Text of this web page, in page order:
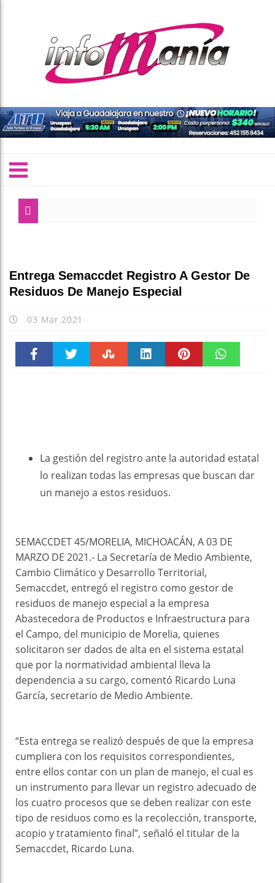
Entrega Semaccdet Registro A Gestor De
Residuos De Manejo Especial
03 Mar 2021
La gestión del registro ante la autoridad estatal
lo realizan todas las empresas que buscan dar
un manejo a estos residuos.
SEMACCDET 45/MORELIA, MICHOACÁN, A 03 DE
MARZO DE 2021.- La Secretaría de Medio Ambiente,
Cambio Climático y Desarrollo Territorial,
Semaccdet, entregó el registro como gestor de
residuos de manejo especial a la empresa
Abastecedora de Productos e Infraestructura para
el Campo, del municipio de Morelia, quienes
solicitaron ser dados de alta en el sistema estatal
que por la normatividad ambiental lleva la
dependencia a su cargo, comentó Ricardo Luna
García, secretario de Medio Ambiente.
“Esta entrega se realizó después de que la empresa
cumpliera con los requisitos correspondientes,
entre ellos contar con un plan de manejo, el cual es
un instrumento para llevar un registro adecuado de
los cuatro procesos que se deben realizar con este
tipo de residuos como es la recolección, transporte,
acopio y tratamiento final”, señaló el titular de la
Semaccdet, Ricardo Luna.